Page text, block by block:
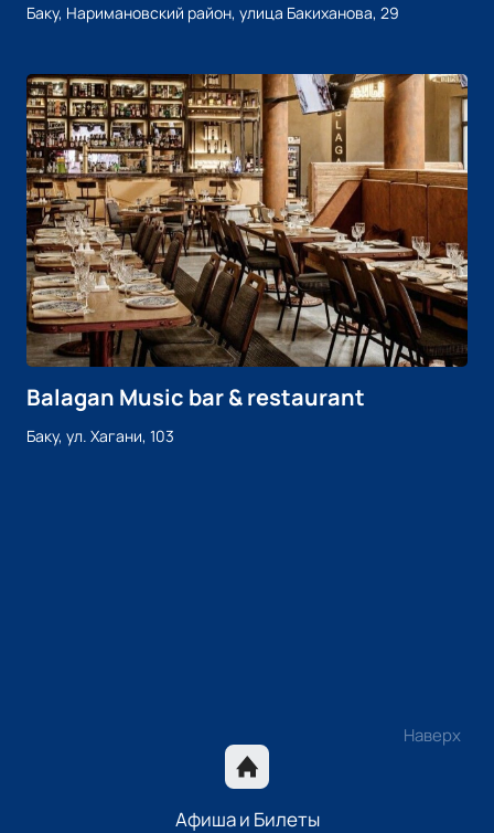
Баку, Наримановский район, улица Бакиханова, 29
Balagan Music bar & restaurant
Баку, ул. Хагани, 103
Наверх
Афиша и Билеты